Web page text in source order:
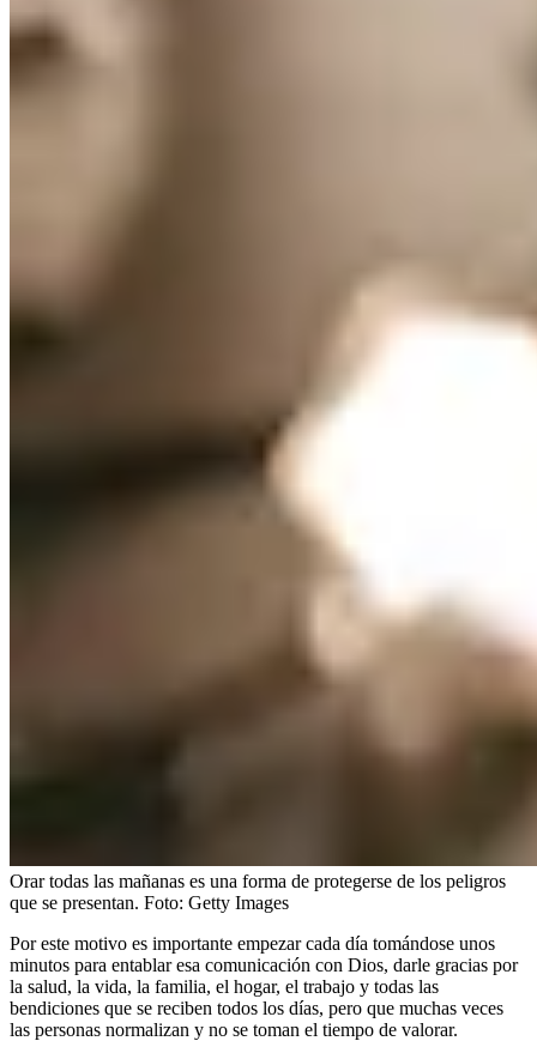
Orar todas las mañanas es una forma de protegerse de los peligros
que se presentan. Foto: Getty Images
Por este motivo es importante empezar cada día tomándose unos
minutos para entablar esa comunicación con Dios, darle gracias por
la salud, la vida, la familia, el hogar, el trabajo y todas las
bendiciones que se reciben todos los días, pero que muchas veces
las personas normalizan y no se toman el tiempo de valorar.